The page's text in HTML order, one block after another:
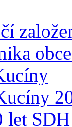
let